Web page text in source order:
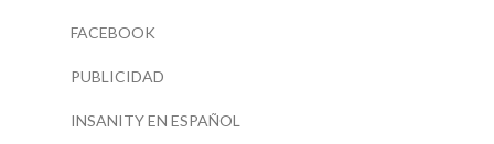
FACEBOOK
PUBLICIDAD
INSANITY EN ESPAÑOL